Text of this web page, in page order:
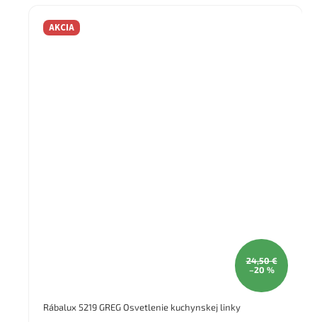
AKCIA
24,50 €
–20 %
Rábalux 5219 GREG Osvetlenie kuchynskej linky